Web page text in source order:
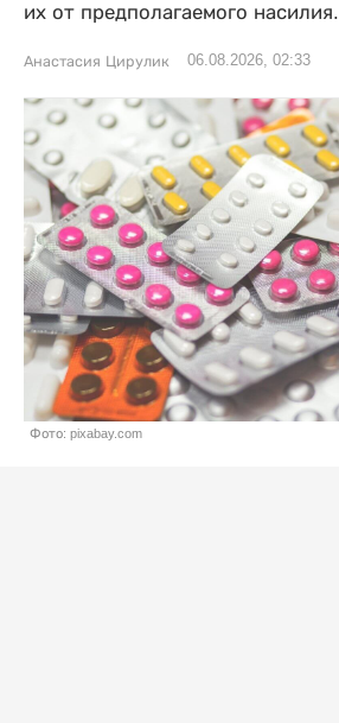
их от предполагаемого насилия.
Анастасия Цирулик 06.08.2026, 02:33
Фото: pixabay.com